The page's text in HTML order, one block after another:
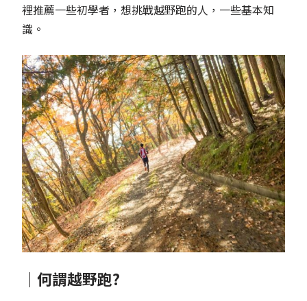
裡推薦一些初學者，想挑戰越野跑的人，一些基本知
識。
｜何謂越野跑?